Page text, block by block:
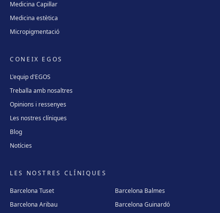
Medicina Capil·lar
Medicina estètica
Micropigmentació
CONEIX EGOS
L'equip d'EGOS
Treballa amb nosaltres
Opinions i ressenyes
Les nostres clíniques
Blog
Notícies
LES NOSTRES CLÍNIQUES
Barcelona Tuset
Barcelona Balmes
Barcelona Aribau
Barcelona Guinardó